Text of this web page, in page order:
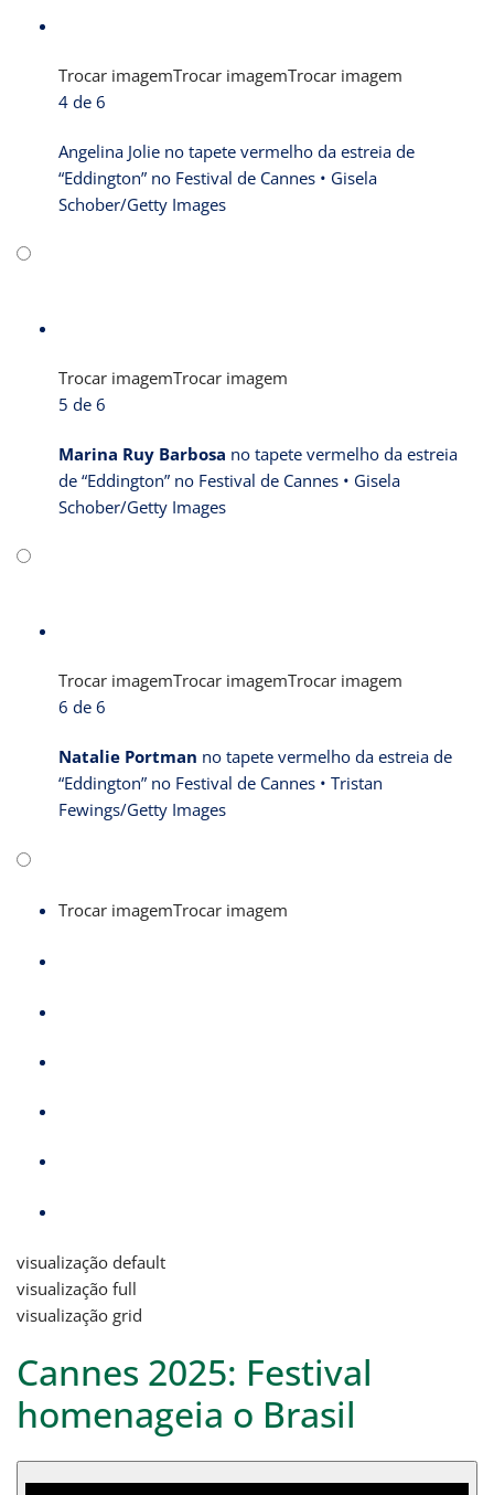
Trocar imagemTrocar imagemTrocar imagem
4 de 6
Angelina Jolie no tapete vermelho da estreia de
“Eddington” no Festival de Cannes • Gisela
Schober/Getty Images
Trocar imagemTrocar imagem
5 de 6
Marina Ruy Barbosa no tapete vermelho da estreia
de “Eddington” no Festival de Cannes • Gisela
Schober/Getty Images
Trocar imagemTrocar imagemTrocar imagem
6 de 6
Natalie Portman no tapete vermelho da estreia de
“Eddington” no Festival de Cannes • Tristan
Fewings/Getty Images
Trocar imagemTrocar imagem
visualização default
visualização full
visualização grid
Cannes 2025: Festival
homenageia o Brasil